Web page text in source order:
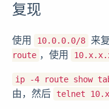
复现
使用 10.0.0.0/8 来
route ，使用
ip -4 route show
由，然后
telnet